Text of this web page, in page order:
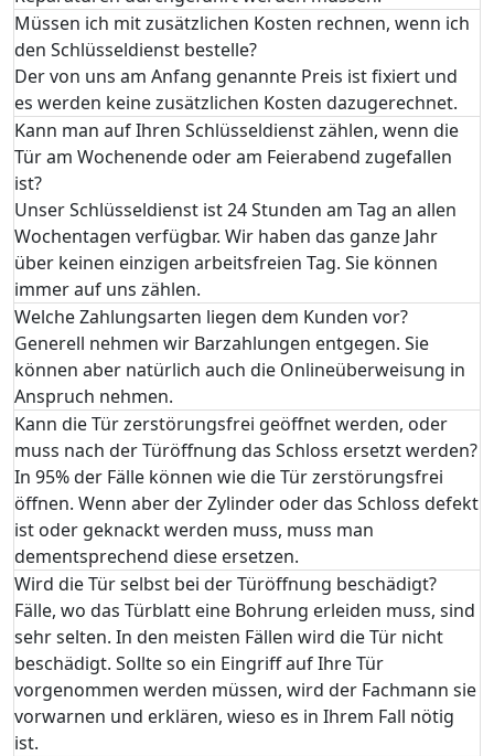
Müssen ich mit zusätzlichen Kosten rechnen, wenn ich
den Schlüsseldienst bestelle?
Der von uns am Anfang genannte Preis ist fixiert und
es werden keine zusätzlichen Kosten dazugerechnet.
Kann man auf Ihren Schlüsseldienst zählen, wenn die
Tür am Wochenende oder am Feierabend zugefallen
ist?
Unser Schlüsseldienst ist 24 Stunden am Tag an allen
Wochentagen verfügbar. Wir haben das ganze Jahr
über keinen einzigen arbeitsfreien Tag. Sie können
immer auf uns zählen.
Welche Zahlungsarten liegen dem Kunden vor?
Generell nehmen wir Barzahlungen entgegen. Sie
können aber natürlich auch die Onlineüberweisung in
Anspruch nehmen.
Kann die Tür zerstörungsfrei geöffnet werden, oder
muss nach der Türöffnung das Schloss ersetzt werden?
In 95% der Fälle können wie die Tür zerstörungsfrei
öffnen. Wenn aber der Zylinder oder das Schloss defekt
ist oder geknackt werden muss, muss man
dementsprechend diese ersetzen.
Wird die Tür selbst bei der Türöffnung beschädigt?
Fälle, wo das Türblatt eine Bohrung erleiden muss, sind
sehr selten. In den meisten Fällen wird die Tür nicht
beschädigt. Sollte so ein Eingriff auf Ihre Tür
vorgenommen werden müssen, wird der Fachmann sie
vorwarnen und erklären, wieso es in Ihrem Fall nötig
ist.